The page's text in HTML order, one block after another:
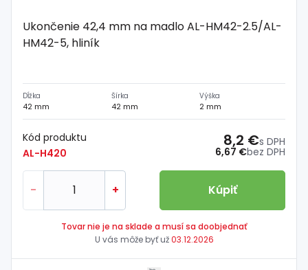
Ukončenie 42,4 mm na madlo AL-HM42-2.5/AL-
HM42-5, hliník
Dĺžka
42 mm
Šírka
42 mm
Výška
2 mm
Kód produktu
AL-H420
6,67 €bez DPH
8,2 €s DPH
- + Kúpiť
Tovar nie je na sklade a musí sa doobjednať
U vás môže byť už03.12.2026